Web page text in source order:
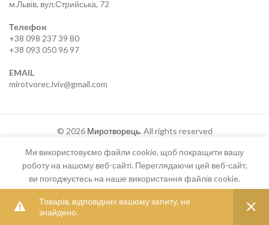
Товарів, відповідних вашому запиту, не
знайдено.
м.Львів, вул.Стрийська, 72
Телефон
+38 098 237 39 80
+38 093 050 96 97
EMAIL
mirotvorec.lviv@gmail.com
© 2026 Миротворець. All rights reserved
Ми використовуємо файли cookie, щоб покращити вашу
роботу на нашому веб-сайті. Переглядаючи цей веб-сайт,
ви погоджуєтесь на наше використання файлів cookie.
ACCEPT